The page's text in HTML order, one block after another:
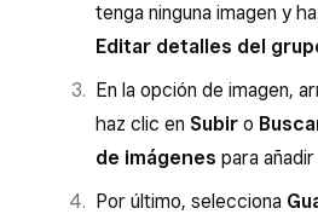
Sigue los pasos de la
vuelve a seleccionar la
La categoría dejará de
tenga ninguna imagen y
Editar detalles del
En la opción de imagen,
haz clic en Subir o
de imágenes para añadir
Por último, selecciona